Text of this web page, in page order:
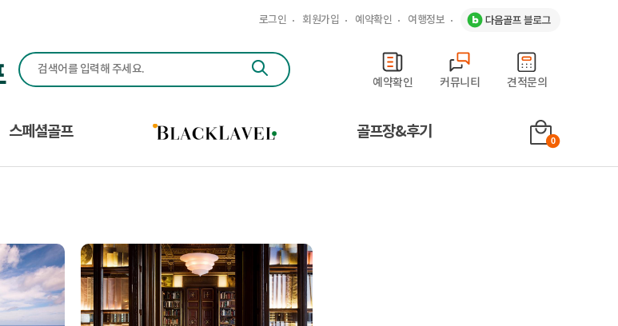
로그인 회원가입 예약확인 여행정보
다음골프(Daum Golf) - 맞춤형 해외 골프 여행 전문
견적문의
커뮤니티
예약확인
0
스페셜골프 골프장&후기